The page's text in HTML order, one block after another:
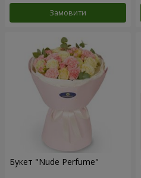
Замовити
Букет "Nude Perfume"